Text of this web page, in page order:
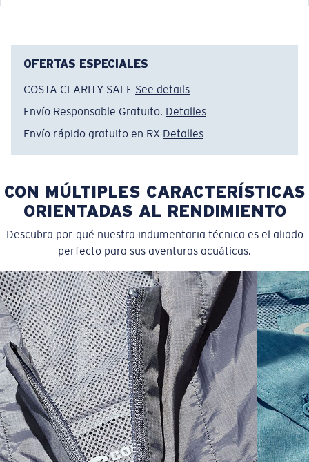
Nombre del modelo:Voyager Quarter-Zip Pullover
Tamaño:XL
SIZES 1. CHEST 2. HIPS LENGTH 3. SLEEVE LENGTH
S 20 27 3/4 26
M 21 28 3/4 26 1/2
L 22 29 3/4 27
XL 23 30 3/4 27 1/2
OFERTAS ESPECIALES
COSTA CLARITY SALE See details
Envío Responsable Gratuito. Detalles
Envío rápido gratuito en RX Detalles
CON MÚLTIPLES CARACTERÍSTICAS
ORIENTADAS AL RENDIMIENTO
Descubra por qué nuestra indumentaria técnica es el aliado
perfecto para sus aventuras acuáticas.